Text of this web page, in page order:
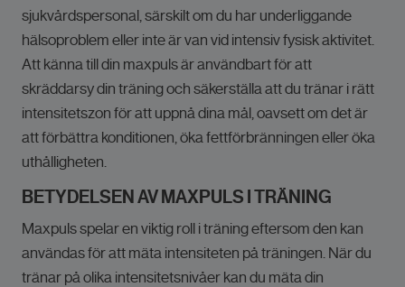
sjukvårdspersonal, särskilt om du har underliggande
hälsoproblem eller inte är van vid intensiv fysisk aktivitet.
Att känna till din maxpuls är användbart för att
skräddarsy din träning och säkerställa att du tränar i rätt
intensitetszon för att uppnå dina mål, oavsett om det är
att förbättra konditionen, öka fettförbränningen eller öka
uthålligheten.
BETYDELSEN AV MAXPULS I TRÄNING
Maxpuls spelar en viktig roll i träning eftersom den kan
användas för att mäta intensiteten på träningen. När du
tränar på olika intensitetsnivåer kan du mäta din